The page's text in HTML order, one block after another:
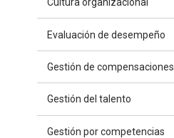
Cultura organizacional
Evaluación de desempeño
Gestión de compensaciones
Gestión del talento
Gestión por competencias